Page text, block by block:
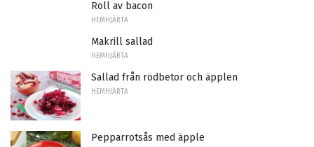
Roll av bacon
HEMHJÄRTA
Makrill sallad
HEMHJÄRTA
Sallad från rödbetor och äpplen
HEMHJÄRTA
Pepparrotsås med äpple